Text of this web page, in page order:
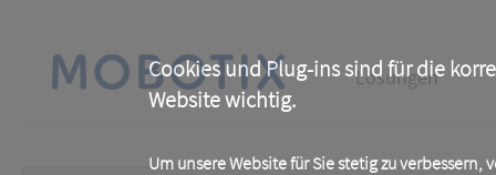
Cookies und Plug-ins sind für die
Website wichtig.
Um unsere Website für Sie stetig zu
content
Main
Lösungen